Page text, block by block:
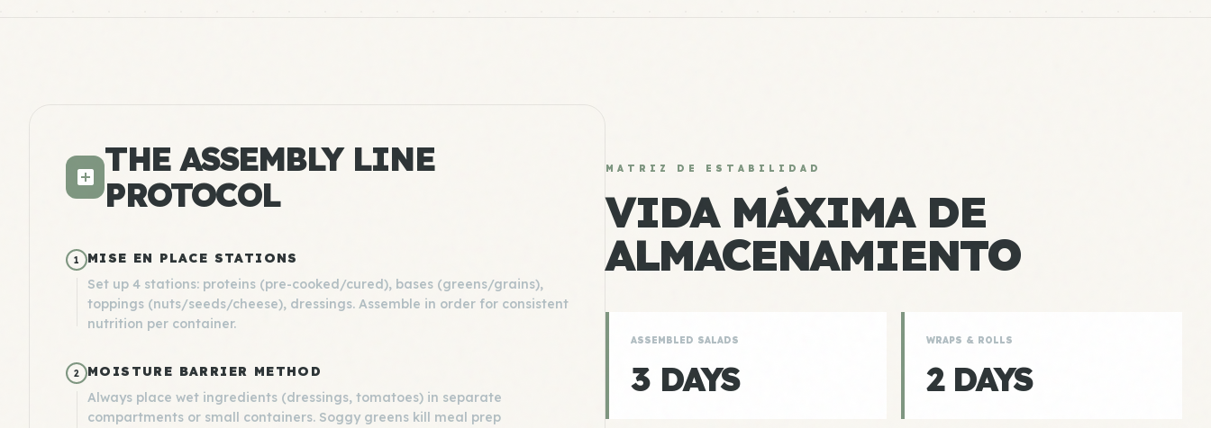
THE ASSEMBLY LINE
PROTOCOL
1
MISE EN PLACE STATIONS
Set up 4 stations: proteins (pre-cooked/cured), bases (greens/grains),
toppings (nuts/seeds/cheese), dressings. Assemble in order for consistent
nutrition per container.
2
MOISTURE BARRIER METHOD
Always place wet ingredients (dressings, tomatoes) in separate
compartments or small containers. Soggy greens kill meal prep
MATRIZ DE ESTABILIDAD
VIDA MÁXIMA DE
ALMACENAMIENTO
ASSEMBLED SALADS
3 DAYS
WRAPS & ROLLS
2 DAYS